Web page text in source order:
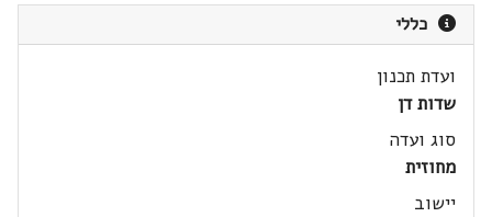
כללי
ועדת תכנון
שדות דן
סוג ועדה
מחוזית
יישוב